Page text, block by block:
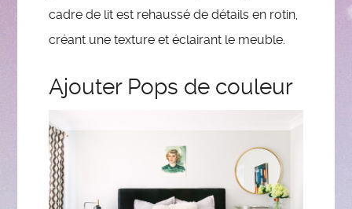
cadre de lit est rehaussé de détails en rotin,
créant une texture et éclairant le meuble.
Ajouter Pops de couleur